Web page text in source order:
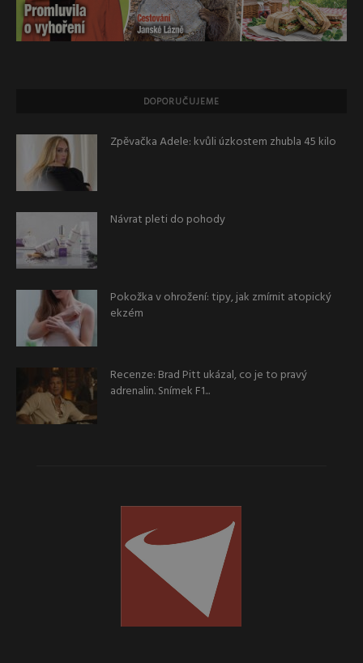
DOPORUČUJEME
Zpěvačka Adele: kvůli úzkostem zhubla 45 kilo
Návrat pleti do pohody
Pokožka v ohrožení: tipy, jak zmírnit atopický
ekzém
Recenze: Brad Pitt ukázal, co je to pravý
adrenalin. Snímek F1...